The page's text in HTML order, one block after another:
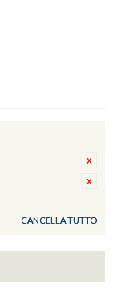
CANCELLA TUTTO